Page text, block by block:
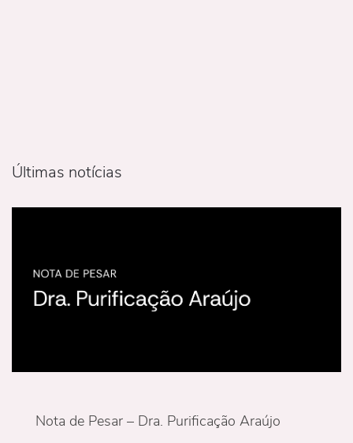
Últimas notícias
Nota de Pesar – Dra. Purificação Araújo